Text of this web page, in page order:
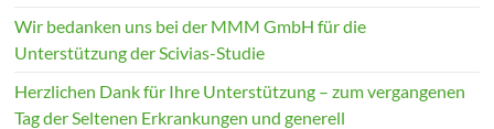
Wir bedanken uns bei der MMM GmbH für die
Unterstützung der Scivias-Studie
Herzlichen Dank für Ihre Unterstützung – zum vergangenen
Tag der Seltenen Erkrankungen und generell